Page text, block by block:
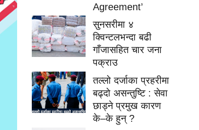
Agreement’
सुनसरीमा ४
क्विन्टलभन्दा बढी
गाँजासहित चार जना
पक्राउ
तल्लो दर्जाका प्रहरीमा
बढ्दो असन्तुष्टि : सेवा
छाड्ने प्रमुख कारण
के–के हुन् ?